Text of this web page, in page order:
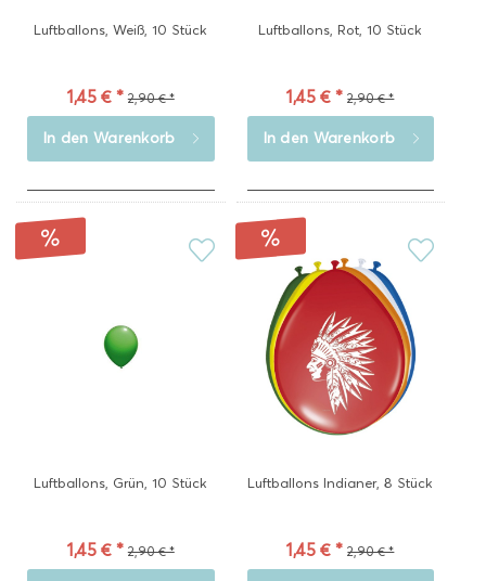
Luftballons, Weiß, 10 Stück
1,45 € * 2,90 € *
In den Warenkorb
Luftballons, Rot, 10 Stück
1,45 € * 2,90 € *
In den Warenkorb
Luftballons, Grün, 10 Stück
1,45 € * 2,90 € *
Luftballons Indianer, 8 Stück
1,45 € * 2,90 € *